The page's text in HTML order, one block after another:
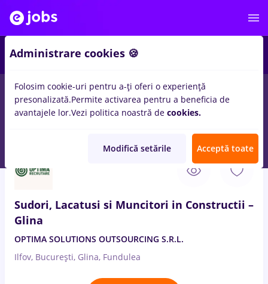
Salarii Fără experiență Entry-Level (< 2 ani)
Sudori, Lacatusi si Muncitori in Constructii –
Glina
OPTIMA SOLUTIONS OUTSOURCING S.R.L.
Ilfov, București, Glina, Fundulea
Administrare cookies 🍪
Folosim cookie-uri pentru a-ți oferi o experiență
presonalizată.Permite activarea pentru a beneficia de
avantajele lor.Vezi politica noastră de cookies.
Modifică setările Acceptă toate